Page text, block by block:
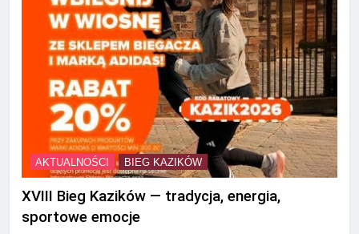
AKTUALNOŚCI BIEG KAZIKÓW
XVIII Bieg Kazików — tradycja, energia,
sportowe emocje